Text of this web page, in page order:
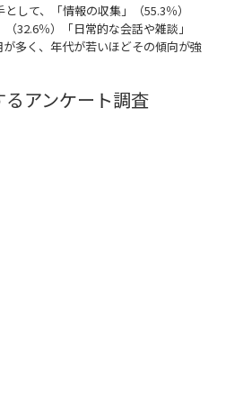
して、「情報の収集」（55.3％）
（32.6％）「日常的な会話や雑談」
が多く、年代が若いほどその傾向が強
アンケート調査